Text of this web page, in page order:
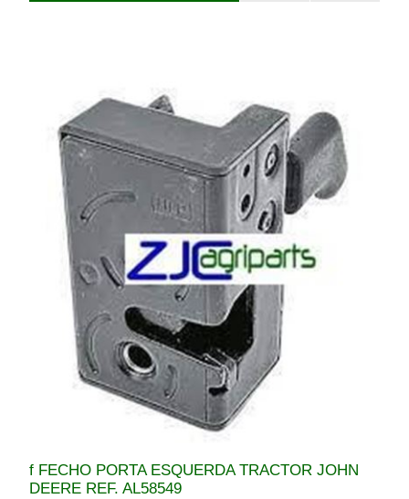
f FECHO PORTA ESQUERDA TRACTOR JOHN
DEERE REF. AL58549